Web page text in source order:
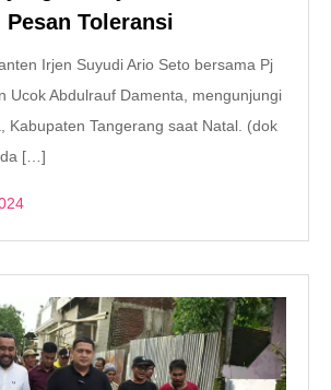
Pesan Toleransi
Irjen Suyudi Ario Seto bersama Pj
Ucok Abdulrauf Damenta, mengunjungi
Kabupaten Tangerang saat Natal. (dok
[…]